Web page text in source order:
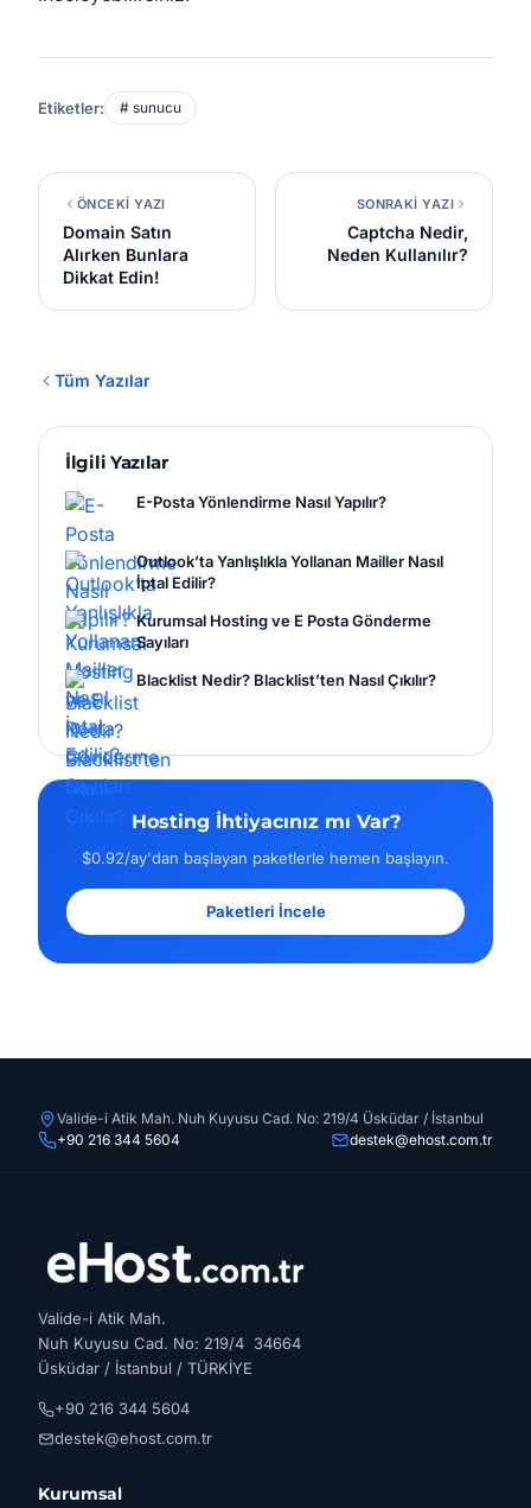
Etiketler: # sunucu
ÖNCEKİ YAZI
Domain Satın
Alırken Bunlara
Dikkat Edin!
SONRAKİ YAZI
Captcha Nedir,
Neden Kullanılır?
Tüm Yazılar
İlgili Yazılar
E-Posta Yönlendirme Nasıl Yapılır?
Outlook’ta Yanlışlıkla Yollanan Mailler Nasıl
İptal Edilir?
Kurumsal Hosting ve E Posta Gönderme
Sayıları
Blacklist Nedir? Blacklist’ten Nasıl Çıkılır?
Hosting İhtiyacınız mı Var?
$0.92/ay'dan başlayan paketlerle hemen başlayın.
Paketleri İncele
Valide-i Atik Mah. Nuh Kuyusu Cad. No: 219/4 Üsküdar / İstanbul
+90 216 344 5604
destek@ehost.com.tr
Valide-i Atik Mah.
Nuh Kuyusu Cad. No: 219/4 34664
Üsküdar / İstanbul / TÜRKİYE
+90 216 344 5604
destek@ehost.com.tr
Kurumsal